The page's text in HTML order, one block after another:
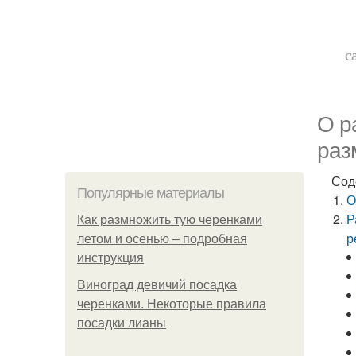
О
Популярные материалы
Как размножить тую черенками
летом и осенью – подробная
инструкция
Виноград девичий посадка
черенками. Некоторые правила
посадки лианы